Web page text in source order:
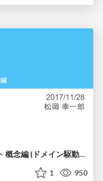
境界付けられたコンテキスト 概念編 (ドメイン駆動設計用語解説シリーズ)
1 950